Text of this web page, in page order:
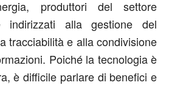
produttori del settore
indirizzati alla gestione del
tracciabilità e alla condivisione
Poiché la tecnologia è
è difficile parlare di benefici e